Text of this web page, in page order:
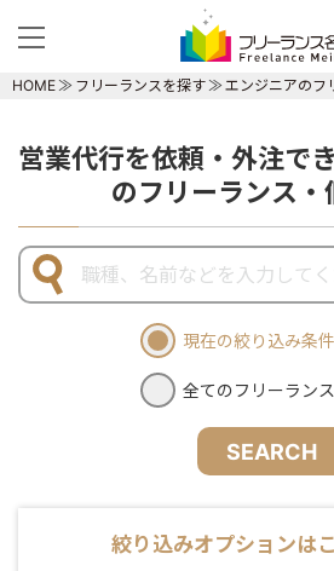
HOME フリーランスを探す エンジニアのフ
営業代行を依頼・外注で
のフリーランス・
現在の絞り込み条
全てのフリーラン
SEARCH
絞り込みオプションは